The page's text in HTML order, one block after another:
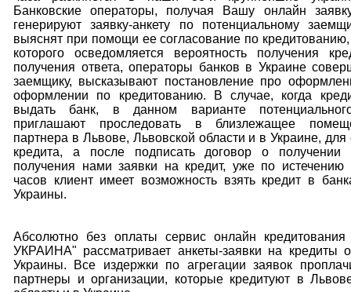
Банковские операторы, получая Вашу онлайн
генерируют заявку-анкету по потенциальному
выяснят при помощи ее согласование по
которого осведомляется вероятность получения
получения ответа, операторы банков в Украине
заемщику, высказывают постановление про
оформлении по кредитованию. В случае, когда
выдать банк, в данном варианте
приглашают проследовать в близлежащее
партнера в Львове, Львовской области и в Украине,
кредита, а после подписать договор о получении
получения нами заявки на кредит, уже по истечению
часов клиент имеет возможность взять кредит в
Украины.
Абсолютно без оплаты сервис онлайн
УКРАИНА" рассматривает анкеты-заявки на кредиты
Украины. Все издержки по агрегации заявок
партнеры и организации, которые кредитуют в